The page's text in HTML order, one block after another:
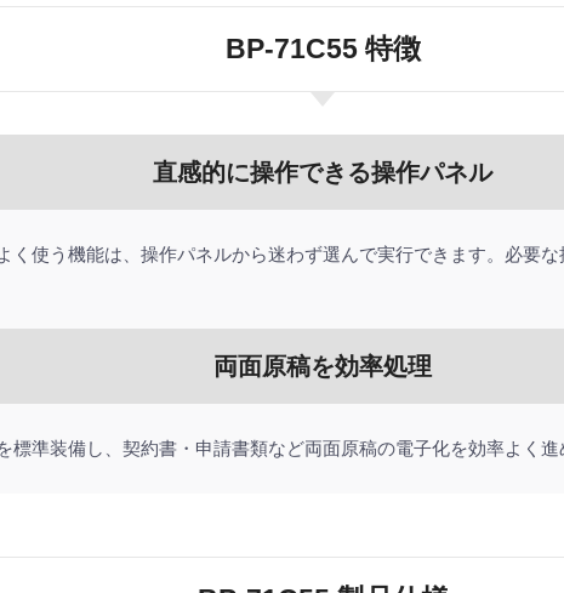
BP-71C55 特徴
直感的に操作できる操作パネル
く使う機能は、操作パネルから迷わず選んで実行できます。必要
両面原稿を効率処理
標準装備し、契約書・申請書類など両面原稿の電子化を効率よく進